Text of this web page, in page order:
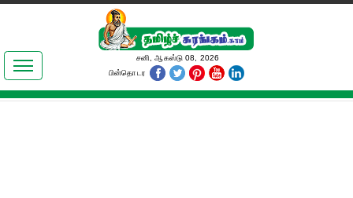
இலக்கியங்கள்
தமிழ் உலகம்
சனி, ஆகஸ்டு 08, 2026
பின்தொடர